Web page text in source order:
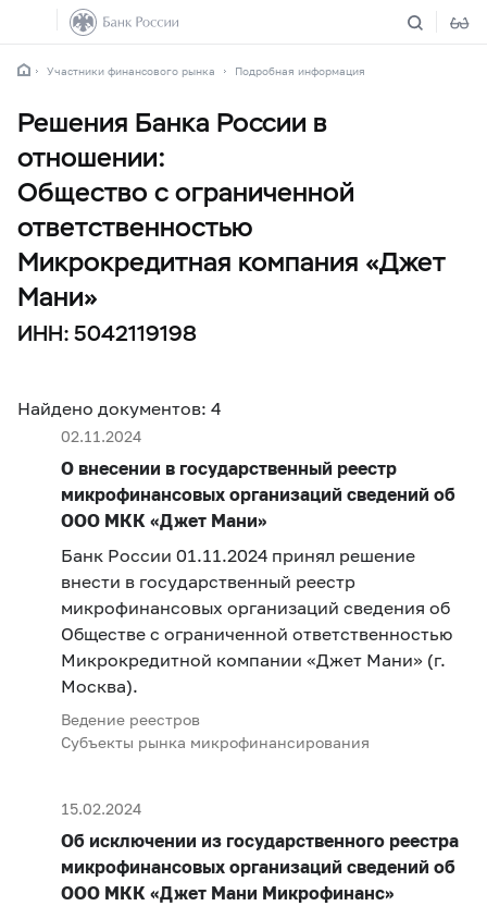
Участники финансового рынка Подробная информация
Решения Банка России в
отношении:
Общество с ограниченной
ответственностью
Микрокредитная компания «Джет
Мани»
ИНН: 5042119198
Найдено документов: 4
02.11.2024
О внесении в государственный реестр
микрофинансовых организаций сведений об
ООО МКК «Джет Мани»
Банк России 01.11.2024 принял решение
внести в государственный реестр
микрофинансовых организаций сведения об
Обществе с ограниченной ответственностью
Микрокредитной компании «Джет Мани» (г.
Москва).
Ведение реестров
Субъекты рынка микрофинансирования
15.02.2024
Об исключении из государственного реестра
микрофинансовых организаций сведений об
ООО МКК «Джет Мани Микрофинанс»